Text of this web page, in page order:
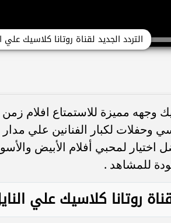
التردد الجديد لقناة روتانا كلاسيك علي
وجهه مميزة للاستمتاع افلام
وحفلات لكبار الفنانين علي
اختيار لمحبي أفلام الأبيض
للمشاهد .
روتانا كلاسيك علي